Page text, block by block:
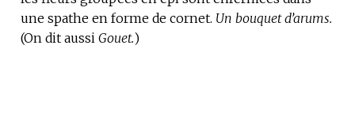
DOMAINE
:
une spathe en forme de cornet. Un bouquet d’arums.
(On dit aussi Gouet.)